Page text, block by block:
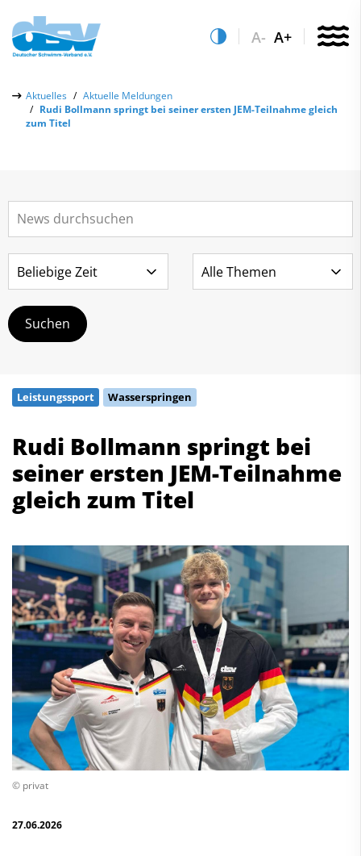
A- A+
Aktuelles
Aktuelle Meldungen
Rudi Bollmann springt bei seiner ersten JEM-Teilnahme gleich
zum Titel
Leistungssport Wasserspringen
Rudi Bollmann springt bei
seiner ersten JEM-Teilnahme
gleich zum Titel
© privat
27.06.2026
Über uns
Aktuelles
Leistungs- & Wettkampfsport
Schwimmen lernen
Sportentwicklung
Service
Vereinsfinder
Lizenzwesen
Zentrale Hinweisstelle
Anti-Doping
Recht auf sicheren Schwimmsport
Abteilungen
Freiwasserschwimmen
Wasserball
Synchronschwimmen
Masterssport
Deutscher Schwimm-Verband e.V.
Korbacher Straße 93
D-34132 Kassel
Fax: +49 561 94083-15
info@dsv.de